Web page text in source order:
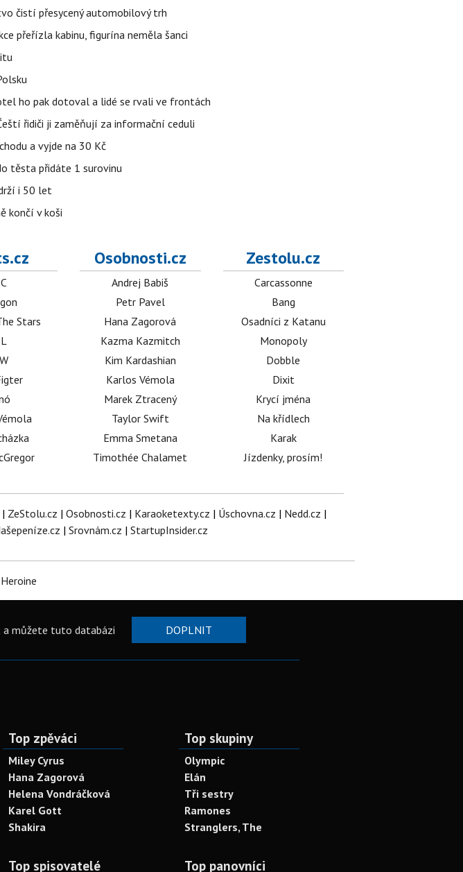
čistí přesycený automobilový trh
přeřízla kabinu, figurína neměla šanci
ho pak dotoval a lidé se rvali ve frontách
řidiči ji zaměňují za informační ceduli
a vyjde na 30 Kč
těsta přidáte 1 surovinu
i 50 let
končí v koši
Stars
Osobnosti.cz
Andrej Babiš
Petr Pavel
Hana Zagorová
Kazma Kazmitch
Kim Kardashian
Karlos Vémola
Marek Ztracený
Taylor Swift
Emma Smetana
Timothée Chalamet
Zestolu.cz
Carcassonne
Bang
Osadníci z Katanu
Monopoly
Dobble
Dixit
Krycí jména
Na křídlech
Karak
Jízdenky, prosím!
| ZeStolu.cz | Osobnosti.cz | Karaoketexty.cz | Úschovna.cz | Nedd.cz |
| Srovnám.cz | StartupInsider.cz
a můžete tuto databázi DOPLNIT
Top zpěváci
Miley Cyrus
Hana Zagorová
Helena Vondráčková
Karel Gott
Shakira
Top skupiny
Olympic
Elán
Tři sestry
Ramones
Stranglers, The
Top spisovatelé Top panovníci